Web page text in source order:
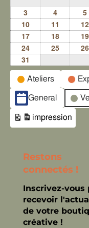
3 4 5
10 11 12
17 18 19
24 25 26
31
Catégories
d’évènement
Ateliers
General
Vue
impression
Restons
connectés !
Inscrivez-vous
recevoir
de votre
créative !